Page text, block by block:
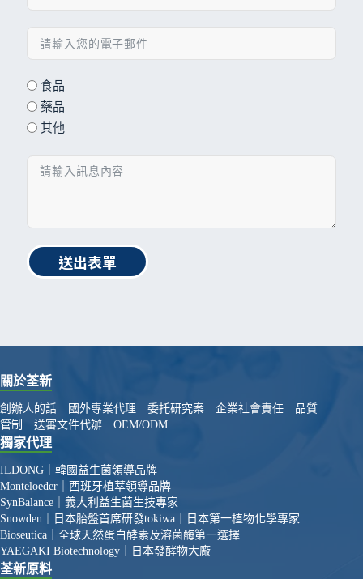
食品
藥品
其他
送出表單
關於荃新
創辦人的話 國外專業代理 委托研究案 企業社會責任
品質
管制
送審文件代辦 OEM/ODM
獨家代理
ILDONG｜韓國益生菌領導品牌
Monteloeder｜西班牙植萃領導品牌
SynBalance｜義大利益生菌生技專家
Snowden｜日本胎盤首席研發tokiwa｜日本第一植物化學專家
Bioseutica｜全球天然蛋白酵素及溶菌酶第一選擇
YAEGAKI Biotechnology｜日本發酵物大廠
荃新原料